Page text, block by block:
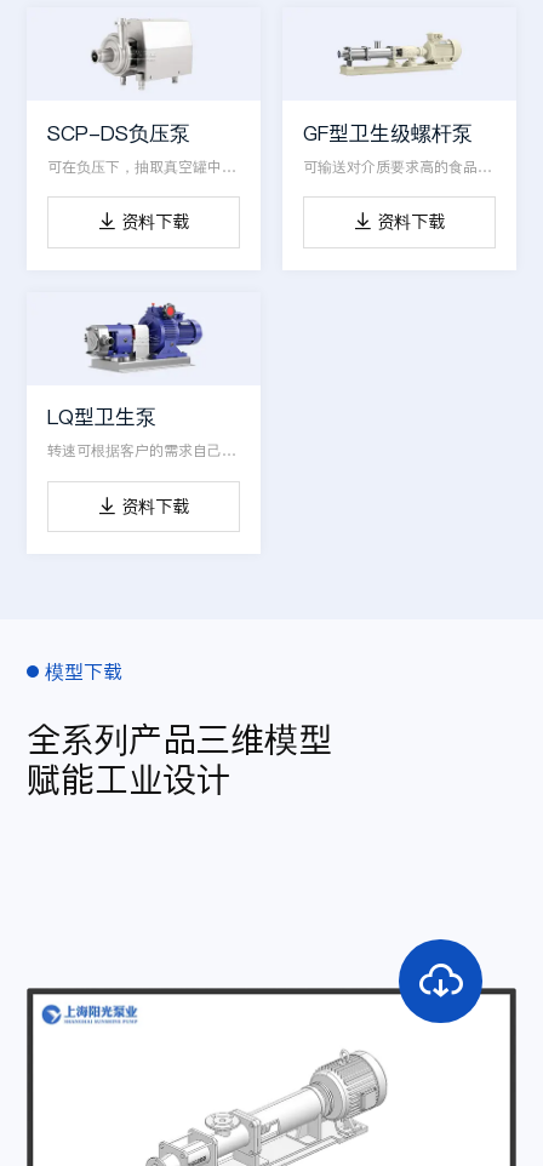
SCP-DS负压泵
可在负压下，抽取真空罐中的液体
 资料下载
GF型卫生级螺杆泵
可输送对介质要求高的食品或药品类介质
 资料下载
LQ型卫生泵
转速可根据客户的需求自己手动调快调慢，使用方便
 资料下载
模型下载
全系列产品三维模型
赋能工业设计
